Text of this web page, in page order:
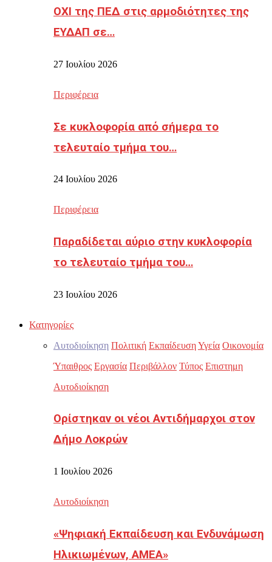
ΟΧΙ της ΠΕΔ στις αρμοδιότητες της
ΕΥΔΑΠ σε…
27 Ιουλίου 2026
Περιφέρεια
Σε κυκλοφορία από σήμερα το
τελευταίο τμήμα του…
24 Ιουλίου 2026
Περιφέρεια
Παραδίδεται αύριο στην κυκλοφορία
το τελευταίο τμήμα του…
23 Ιουλίου 2026
Κατηγορίες
Αυτοδιοίκηση Πολιτική ΕκπαίδευσηΥγεία Οικονομία
Ύπαιθρος Εργασία Περιβάλλον Τύπος Επιστημη
Αυτοδιοίκηση
Ορίστηκαν οι νέοι Αντιδήμαρχοι στον
Δήμο Λοκρών
1 Ιουλίου 2026
Αυτοδιοίκηση
«Ψηφιακή Εκπαίδευση και Ενδυνάμωση
Ηλικιωμένων, ΑΜΕΑ»